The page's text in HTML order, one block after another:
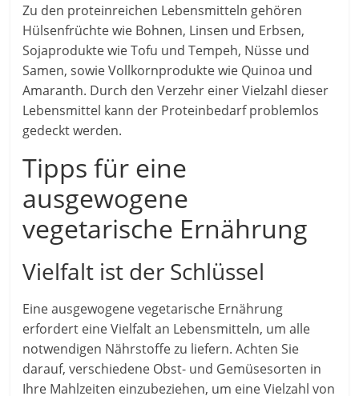
Zu den proteinreichen Lebensmitteln gehören
Hülsenfrüchte wie Bohnen, Linsen und Erbsen,
Sojaprodukte wie Tofu und Tempeh, Nüsse und
Samen, sowie Vollkornprodukte wie Quinoa und
Amaranth. Durch den Verzehr einer Vielzahl dieser
Lebensmittel kann der Proteinbedarf problemlos
gedeckt werden.
Tipps für eine
ausgewogene
vegetarische Ernährung
Vielfalt ist der Schlüssel
Eine ausgewogene vegetarische Ernährung
erfordert eine Vielfalt an Lebensmitteln, um alle
notwendigen Nährstoffe zu liefern. Achten Sie
darauf, verschiedene Obst- und Gemüsesorten in
Ihre Mahlzeiten einzubeziehen, um eine Vielzahl von